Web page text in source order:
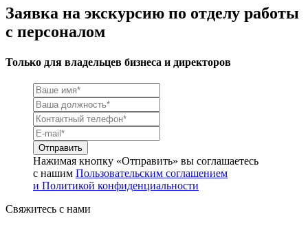
Заявка на экскурсию по отделу работы
с персоналом
Только для владельцев бизнеса и директоров
Нажимая кнопку «Отправить» вы соглашаетесь
с нашим Пользовательским соглашением
и Политикой конфиденциальности
Свяжитесь с нами